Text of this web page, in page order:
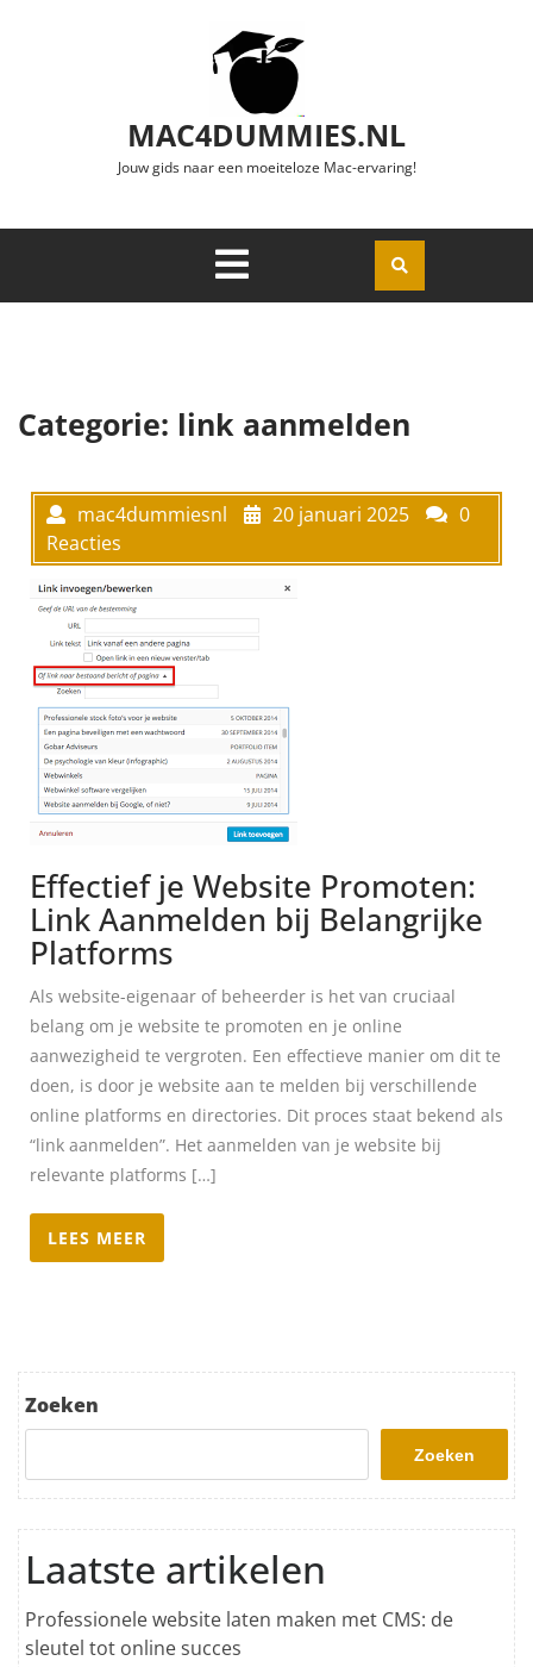
MAC4DUMMIES.NL
Jouw gids naar een moeiteloze Mac-ervaring!
Openen
Categorie: link aanmelden
mac4dummiesnl 20 januari 2025
0
Reacties
Effectief je Website Promoten:
Link Aanmelden bij Belangrijke
Platforms
Als website-eigenaar of beheerder is het van cruciaal
belang om je website te promoten en je online
aanwezigheid te vergroten. Een effectieve manier om dit te
doen, is door je website aan te melden bij verschillende
online platforms en directories. Dit proces staat bekend als
“link aanmelden”. Het aanmelden van je website bij
relevante platforms […]
LEES MEER
Zoeken
Zoeken
Laatste artikelen
Professionele website laten maken met CMS: de
sleutel tot online succes